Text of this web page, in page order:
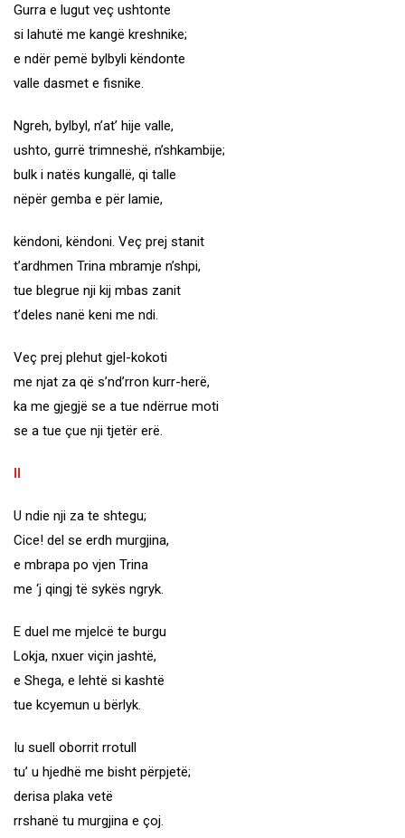
Gurra e lugut veç ushtonte
si lahutë me kangë kreshnike;
e ndër pemë bylbyli këndonte
valle dasmet e fisnike.
Ngreh, bylbyl, n’at’ hije valle,
ushto, gurrë trimneshë, n’shkambije;
bulk i natës kungallë, qi talle
nëpër gemba e për lamie,
këndoni, këndoni. Veç prej stanit
t’ardhmen Trina mbramje n’shpi,
tue blegrue nji kij mbas zanit
t’deles nanë keni me ndi.
Veç prej plehut gjel-kokoti
me njat za që s’nd’rron kurr-herë,
ka me gjegjë se a tue ndërrue moti
se a tue çue nji tjetër erë.
II
U ndie nji za te shtegu;
Cice! del se erdh murgjina,
e mbrapa po vjen Trina
me ‘j qingj të sykës ngryk.
E duel me mjelcë te burgu
Lokja, nxuer viçin jashtë,
e Shega, e lehtë si kashtë
tue kcyemun u bërlyk.
Iu suell oborrit rrotull
tu’ u hjedhë me bisht përpjetë;
derisa plaka vetë
rrshanë tu murgjina e çoj.